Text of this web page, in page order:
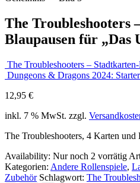
The Troubleshooters
Blaupausen für „Das
The Troubleshooters –
Dungeons & Dragons 2024:
12,95 €
inkl. 7 % MwSt. zzgl.
The Troubleshooters, 4 Karten und
Availability: Nur noch 2 vorrätig
Kategorien: Andere Rollenspiele,
Zubehör Schlagwort: The